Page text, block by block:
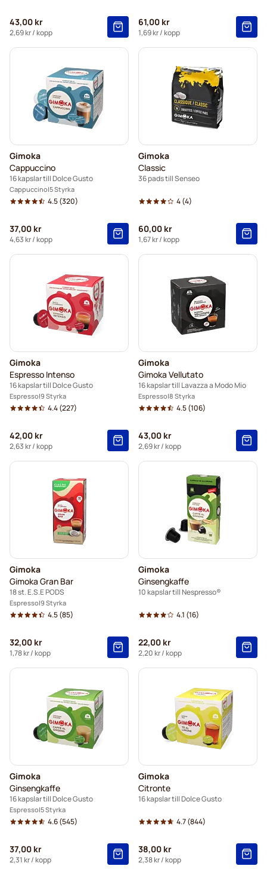
43,00 kr
2,69 kr/ kopp
61,00 kr
1,69 kr/ kopp
Gimoka
Cappuccino
16 kapslar till Dolce Gusto
Cappuccino 5 Styrka
4.5(320)
37,00 kr
4,63 kr/ kopp
Gimoka
Classic
36 pads till Senseo
4(4)
60,00 kr
1,67 kr/ kopp
Gimoka
Espresso Intenso
16 kapslar till Dolce Gusto
Espresso 9 Styrka
4.4(227)
42,00 kr
2,63 kr/ kopp
Gimoka
Gimoka Vellutato
16 kapslar till Lavazza a Modo Mio
Espresso 8 Styrka
4.5(106)
43,00 kr
2,69 kr/ kopp
Gimoka
Gimoka Gran Bar
18 st. E.S.E PODS
Espresso 9 Styrka
4.5(85)
32,00 kr
1,78 kr/ kopp
Gimoka
Ginsengkaffe
10 kapslar till Nespresso®
4.1 (16)
22,00 kr
2,20 kr/ kopp
Gimoka
Ginsengkaffe
16 kapslar till Dolce Gusto
Espresso 5 Styrka
4.6(545)
37,00 kr
2,31 kr/ kopp
Gimoka
Citronte
16 kapslar till Dolce Gusto
4.7(844)
38,00 kr
2,38 kr/ kopp